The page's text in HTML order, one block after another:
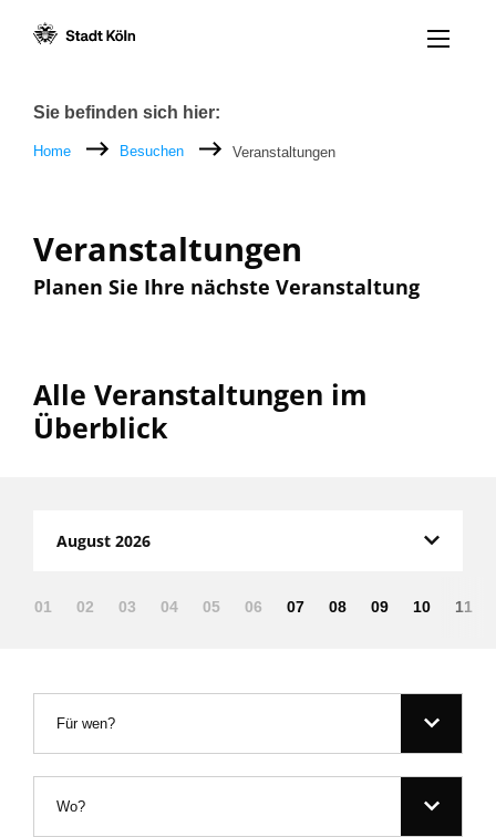
Menü
Breadcrumb
Sie befinden sich hier:
Home Besuchen Veranstaltungen
Veranstaltungen
Planen Sie Ihre nächste Veranstaltung
Alle Veranstaltungen im
Überblick
August 2026
01 02 03 04 05 06 07 08 09 10 11
Für wen?
Wo?